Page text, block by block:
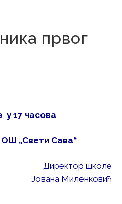
првог
у 17 часова
ОШ „Свети Сава“
Директор школе
Јована Миленковић